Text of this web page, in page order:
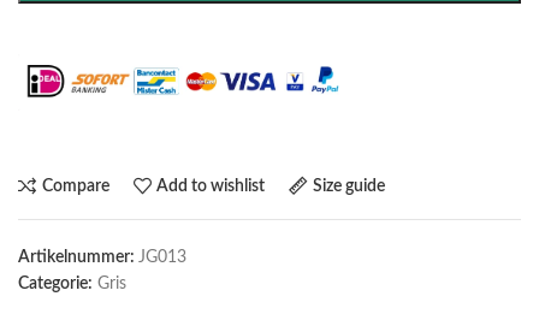
Compare Add to wishlist Size guide
Artikelnummer: JG013
Categorie: Gris